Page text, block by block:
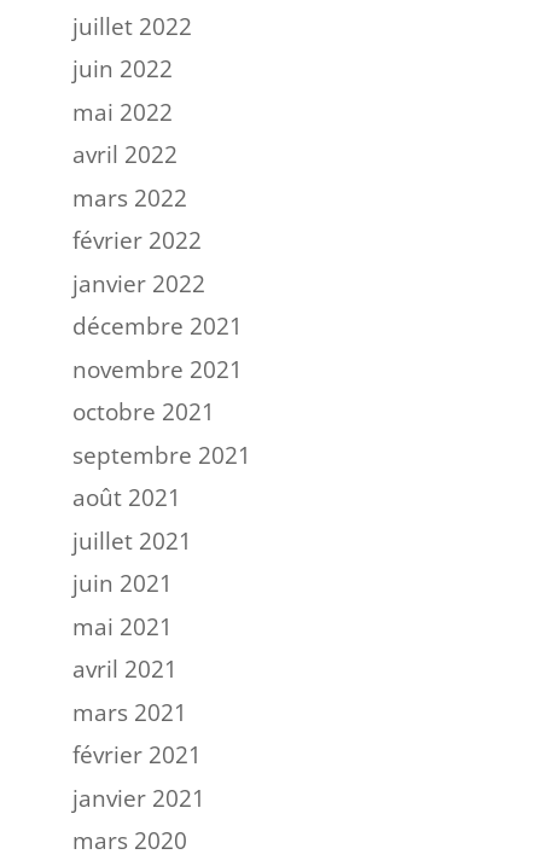
juillet 2022
juin 2022
mai 2022
avril 2022
mars 2022
février 2022
janvier 2022
décembre 2021
novembre 2021
octobre 2021
septembre 2021
août 2021
juillet 2021
juin 2021
mai 2021
avril 2021
mars 2021
février 2021
janvier 2021
mars 2020